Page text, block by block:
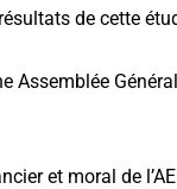
de cette
Assemblée
et moral de